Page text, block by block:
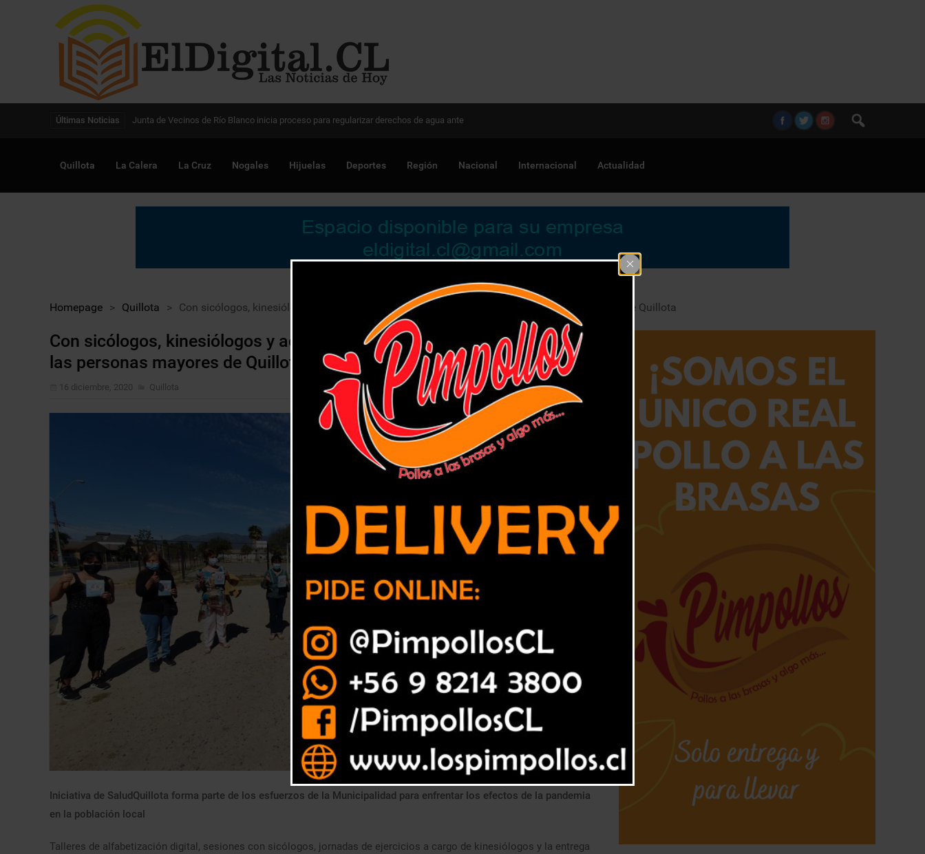
Últimas Noticias Digitalización de la gestión pública avanza en Chile para optimizar proyectos
Quillota La Calera La Cruz Nogales Hijuelas Deportes Región Nacional Internacional Actualidad
Homepage > Quillota > Con sicólogos, kinesiólogos y actividades apoyan la salud mental de las personas mayores de Quillota
Con sicólogos, kinesiólogos y actividades apoyan la salud mental de
las personas mayores de Quillota
16 diciembre, 2020 Quillota
Iniciativa de SaludQuillota forma parte de los esfuerzos de la Municipalidad para enfrentar los efectos de la pandemia
en la población local
Talleres de alfabetización digital, sesiones con sicólogos, jornadas de ejercicios a cargo de kinesiólogos y la entrega